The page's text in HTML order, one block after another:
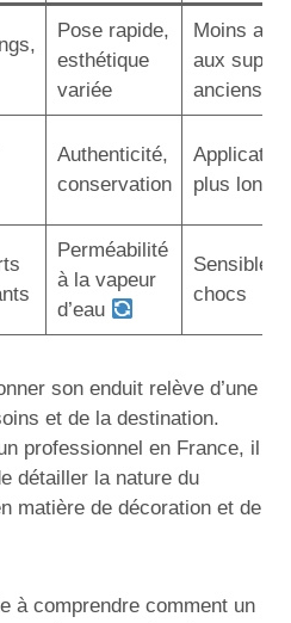
Pose rapide,
esthétique
variée
Moins
aux
anciens
Authenticité,
conservation
Application
plus
Perméabilité
à la vapeur
d’eau
Sensible
chocs
son enduit relève d’une
et de la destination.
professionnel en France, il
détailler la nature du
matière de décoration et de
à comprendre comment un